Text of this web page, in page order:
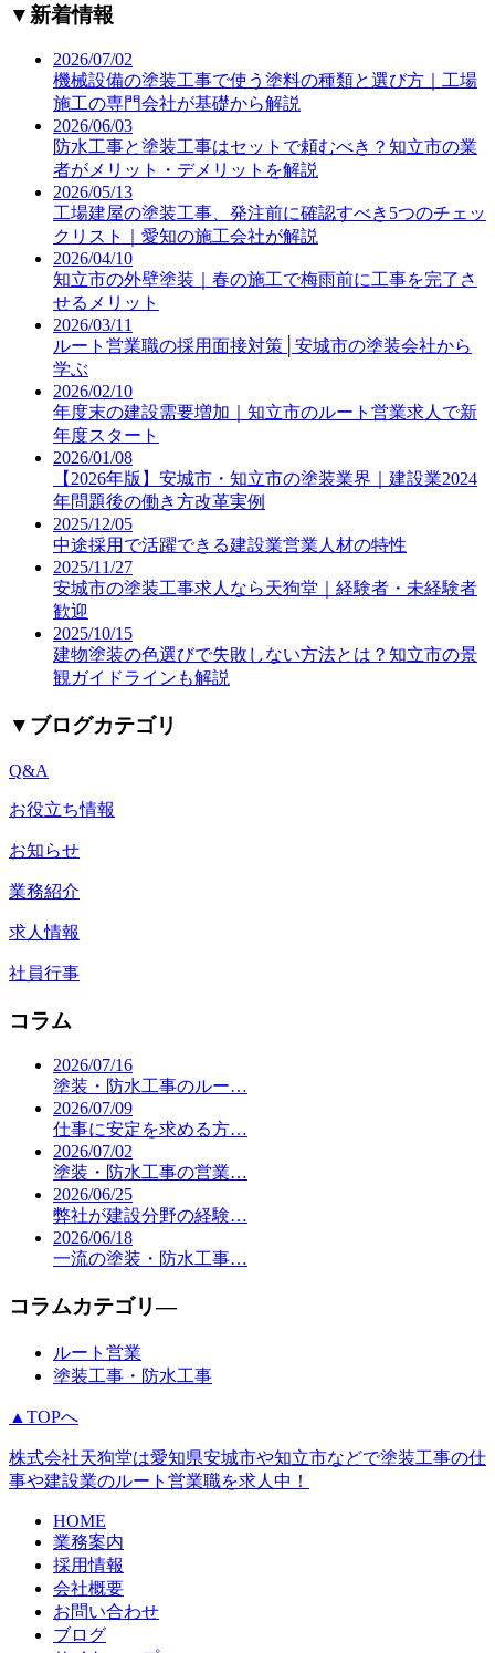
▼ 新着情報
2026/07/02
機械設備の塗装工事で使う塗料の種類と選び方｜工場
施工の専門会社が基礎から解説
2026/06/03
防水工事と塗装工事はセットで頼むべき？知立市の業
者がメリット・デメリットを解説
2026/05/13
工場建屋の塗装工事、発注前に確認すべき5つのチェッ
クリスト｜愛知の施工会社が解説
2026/04/10
知立市の外壁塗装｜春の施工で梅雨前に工事を完了さ
せるメリット
2026/03/11
ルート営業職の採用面接対策│安城市の塗装会社から
学ぶ
2026/02/10
年度末の建設需要増加｜知立市のルート営業求人で新
年度スタート
2026/01/08
【2026年版】安城市・知立市の塗装業界｜建設業2024
年問題後の働き方改革実例
2025/12/05
中途採用で活躍できる建設業営業人材の特性
2025/11/27
安城市の塗装工事求人なら天狗堂｜経験者・未経験者
歓迎
2025/10/15
建物塗装の色選びで失敗しない方法とは？知立市の景
観ガイドラインも解説
▼ ブログカテゴリ
Q&A
お役立ち情報
お知らせ
業務紹介
求人情報
社員行事
コラム
2026/07/16
塗装・防水工事のルー…
2026/07/09
仕事に安定を求める方…
2026/07/02
塗装・防水工事の営業…
2026/06/25
弊社が建設分野の経験…
2026/06/18
一流の塗装・防水工事…
コラムカテゴリ―
ルート営業
塗装工事・防水工事
▲TOPへ
株式会社天狗堂は愛知県安城市や知立市などで塗装工事の仕
事や建設業のルート営業職を求人中！
HOME
業務案内
採用情報
会社概要
お問い合わせ
ブログ